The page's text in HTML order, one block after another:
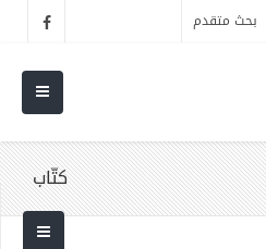
بحث متقدم
كتّاب